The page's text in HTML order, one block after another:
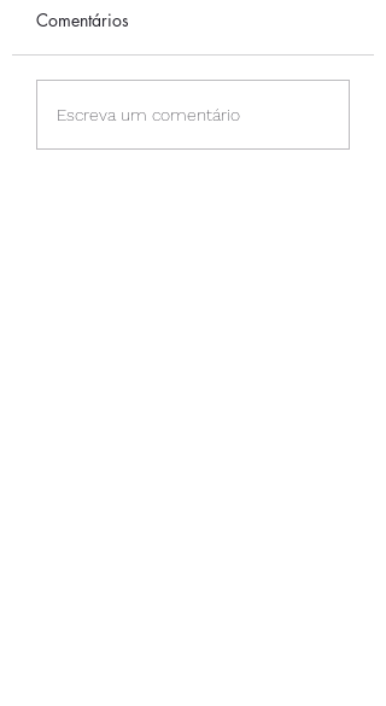
A CAMINHADA
Comentários
Escreva um comentário